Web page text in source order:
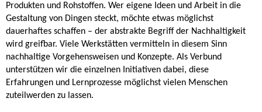
Produkten und Rohstoffen. Wer eigene Ideen und Arbeit in die
Gestaltung von Dingen steckt, möchte etwas möglichst
dauerhaftes schaffen – der abstrakte Begriff der Nachhaltigkeit
wird greifbar. Viele Werkstätten vermitteln in diesem Sinn
nachhaltige Vorgehensweisen und Konzepte. Als Verbund
unterstützen wir die einzelnen Initiativen dabei, diese
Erfahrungen und Lernprozesse möglichst vielen Menschen
zuteilwerden zu lassen.